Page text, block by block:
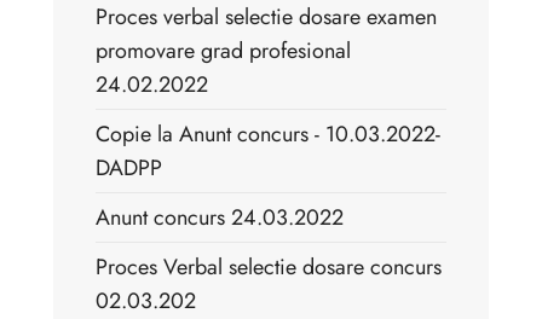
Proces verbal selectie dosare examen
promovare grad profesional
24.02.2022
Copie la Anunt concurs - 10.03.2022-
DADPP
Anunt concurs 24.03.2022
Proces Verbal selectie dosare concurs
02.03.202